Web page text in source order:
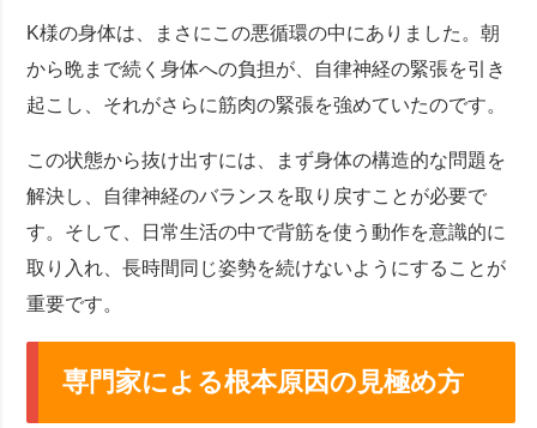
K様の身体は、まさにこの悪循環の中にありました。朝
から晩まで続く身体への負担が、自律神経の緊張を引き
起こし、それがさらに筋肉の緊張を強めていたのです。
この状態から抜け出すには、まず身体の構造的な問題を
解決し、自律神経のバランスを取り戻すことが必要で
す。そして、日常生活の中で背筋を使う動作を意識的に
取り入れ、長時間同じ姿勢を続けないようにすることが
重要です。
専門家による根本原因の見極め方